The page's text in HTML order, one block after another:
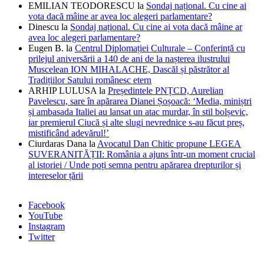
EMILIAN TEODORESCU la Sondaj național. Cu cine ai
vota dacă mâine ar avea loc alegeri parlamentare?
Dinescu la Sondaj național. Cu cine ai vota dacă mâine ar
avea loc alegeri parlamentare?
Eugen B. la Centrul Diplomației Culturale – Conferință cu
prilejul aniversării a 140 de ani de la nașterea ilustrului
Muscelean ION MIHALACHE, Dascăl și păstrător al
Tradițiilor Satului românesc etern
ARHIP LULUSA la Președintele PNȚCD, Aurelian
Pavelescu, sare în apărarea Dianei Șoșoacă: ‘Media, miniștri
și ambasada Italiei au lansat un atac murdar, în stil bolșevic,
iar premierul Ciucă și alte slugi nevrednice s-au făcut preș,
mistificând adevărul!’
Ciurdaras Dana la Avocatul Dan Chitic propune LEGEA
SUVERANITĂȚII: România a ajuns într-un moment crucial
al istoriei / Unde poți semna pentru apărarea drepturilor și
intereselor țării
Facebook
YouTube
Instagram
Twitter